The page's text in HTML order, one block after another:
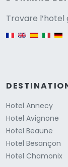
Trovare l’hotel
English version
Hotel Annecy
Hotel Avignone
Hotel Beaune
Hotel Besançon
Hotel Chamonix